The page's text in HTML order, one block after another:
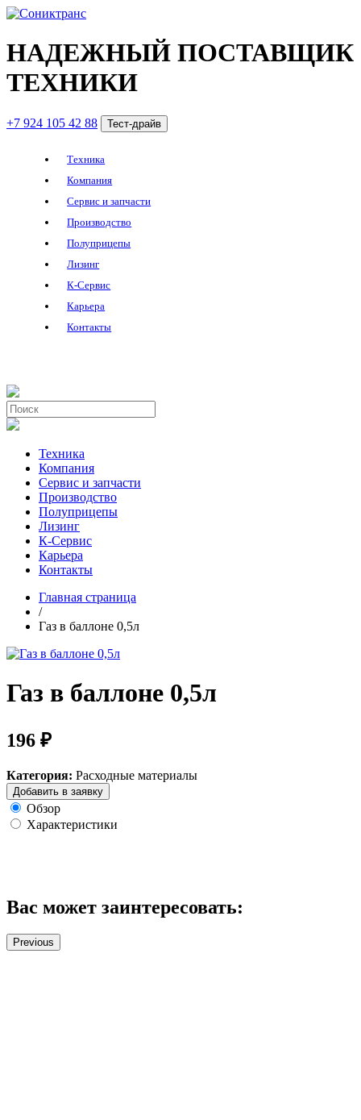
НАДЕЖНЫЙ ПОСТАВЩИК
ТЕХНИКИ
+7 924 105 42 88 Тест-драйв
Техника
Компания
Сервис и запчасти
Производство
Полуприцепы
Лизинг
К-Сервис
Карьера
Контакты
Техника
Компания
Сервис и запчасти
Производство
Полуприцепы
Лизинг
К-Сервис
Карьера
Контакты
Главная страница
/
Газ в баллоне 0,5л
Газ в баллоне 0,5л
196 ₽
Категория: Расходные материалы
Добавить в заявку
Обзор
Характеристики
Вас может заинтересовать:
Previous